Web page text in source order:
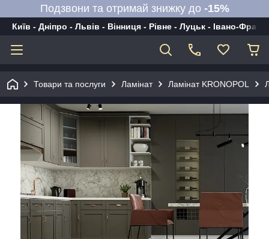
Подзвони та отримай знижку до -15%
Київ - Дніпро - Львів - Вінниця - Рівне - Луцьк - Івано-
Товари та послуги Ламінат Ламінат KRONOPOL